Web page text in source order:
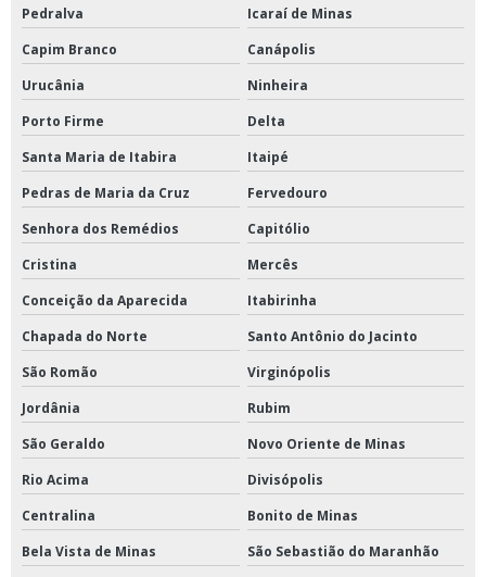
Pedralva
Icaraí de Minas
Capim Branco
Canápolis
Urucânia
Ninheira
Porto Firme
Delta
Santa Maria de Itabira
Itaipé
Pedras de Maria da Cruz
Fervedouro
Senhora dos Remédios
Capitólio
Cristina
Mercês
Conceição da Aparecida
Itabirinha
Chapada do Norte
Santo Antônio do Jacinto
São Romão
Virginópolis
Jordânia
Rubim
São Geraldo
Novo Oriente de Minas
Rio Acima
Divisópolis
Centralina
Bonito de Minas
Bela Vista de Minas
São Sebastião do Maranhão